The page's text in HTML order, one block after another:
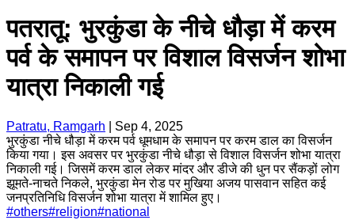
पतरातू: भुरकुंडा के नीचे धौड़ा में करम
पर्व के समापन पर विशाल विसर्जन शोभा
यात्रा निकाली गई
Patratu, Ramgarh
Sep 4, 2025
भुरकुंडा नीचे धौड़ा में करम पर्व धूमधाम के समापन पर करम डाल का विसर्जन
किया गया। इस अवसर पर भुरकुंडा नीचे धौड़ा से विशाल विसर्जन शोभा यात्रा
निकाली गई। जिसमें करम डाल लेकर मांदर और डीजे की धुन पर सैंकड़ों लोग
झूमते-नाचते निकले, भुरकुंडा मेन रोड पर मुखिया अजय पासवान सहित कई
जनप्रतिनिधि विसर्जन शोभा यात्रा में शामिल हुए।
#others#religion#national